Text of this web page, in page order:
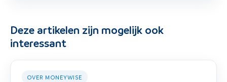
Deze artikelen zijn mogelijk ook
interessant
OVER MONEYWISE